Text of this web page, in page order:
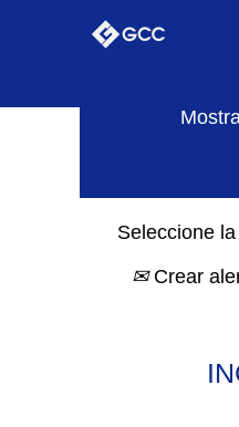
Seleccione
Crear